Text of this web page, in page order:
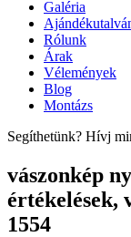
Galéria
Rólunk
Árak
Vélemények
Blog
Montázs
Segíthetünk? Hívj
vászonkép
értékelések,
1554